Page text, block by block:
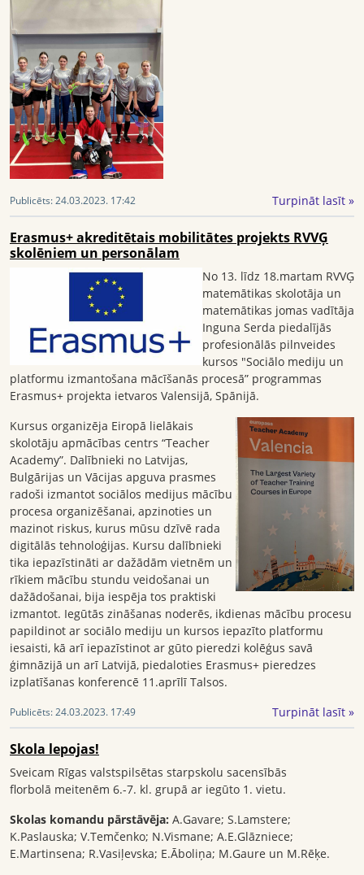
Publicēts:24.03.2023. 17:42 Turpināt lasīt »
Erasmus+ akreditētais mobilitātes projekts RVVĢ
skolēniem un personālam
No 13. līdz 18.martam RVVĢ
matemātikas skolotāja un
matemātikas jomas vadītāja
Inguna Serda piedalījās
profesionālās pilnveides
kursos "Sociālo mediju un
platformu izmantošana mācīšanās procesā” programmas
Erasmus+ projekta ietvaros Valensijā, Spānijā.
Kursus organizēja Eiropā lielākais
skolotāju apmācības centrs “Teacher
Academy”. Dalībnieki no Latvijas,
Bulgārijas un Vācijas apguva prasmes
radoši izmantot sociālos medijus mācību
procesa organizēšanai, apzinoties un
mazinot riskus, kurus mūsu dzīvē rada
digitālās tehnoloģijas. Kursu dalībnieki
tika iepazīstināti ar dažādām vietnēm un
rīkiem mācību stundu veidošanai un
dažādošanai, bija iespēja tos praktiski
izmantot. Iegūtās zināšanas noderēs, ikdienas mācību procesu
papildinot ar sociālo mediju un kursos iepazīto platformu
iesaisti, kā arī iepazīstinot ar gūto pieredzi kolēģus savā
ģimnāzijā un arī Latvijā, piedaloties Erasmus+ pieredzes
izplatīšanas konferencē 11.aprīlī Talsos.
Publicēts:24.03.2023. 17:49 Turpināt lasīt »
Skola lepojas!
Sveicam Rīgas valstspilsētas starpskolu sacensībās
florbolā meitenēm 6.-7. kl. grupā ar iegūto 1. vietu.
Skolas komandu pārstāvēja: A.Gavare; S.Lamstere;
K.Paslauska; V.Temčenko; N.Vismane; A.E.Glāzniece;
E.Martinsena; R.Vasiļevska; E.Āboliņa; M.Gaure un M.Rēķe.